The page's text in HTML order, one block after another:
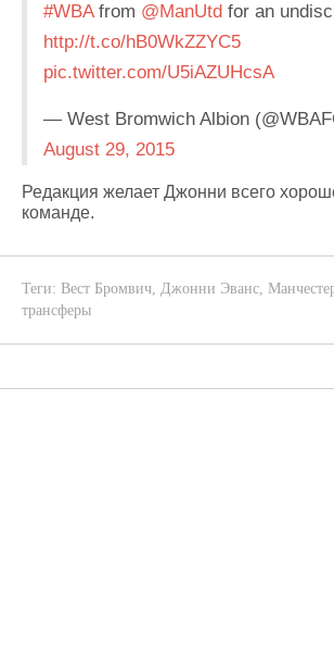
#WBAfrom @ManUtd for an
http://t.co/hB0WkZZYC5
pic.twitter.com/U5iAZUHcsA
— West Bromwich Albion
August 29, 2015
Редакция желает Джонни всего
команде.
Теги: Вест Бромвич, Джонни Эванс,
трансферы